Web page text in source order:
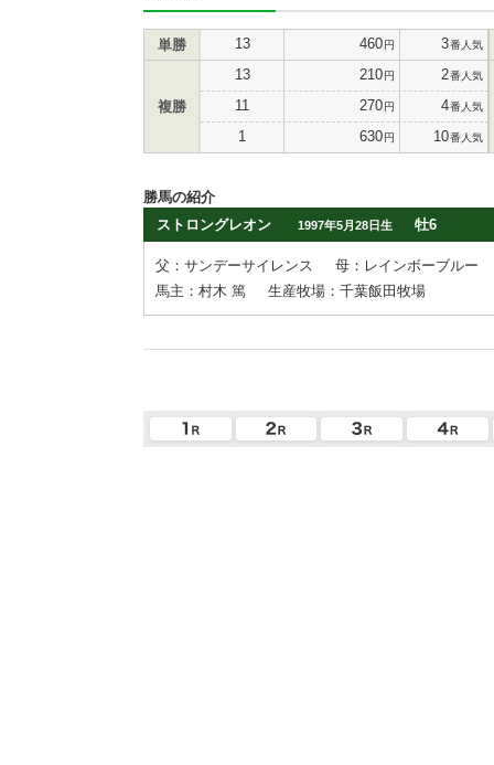
単勝 13 460円 3番人気
複勝
13 210円 2番人気
11 270円 4番人気
1 630円 10番人気
勝馬の紹介
ストロングレオン
1997年5月28日生 牡6
父：サンデーサイレンス
母：レインボーブルー
馬主：村木 篤
生産牧場：千葉飯田牧場